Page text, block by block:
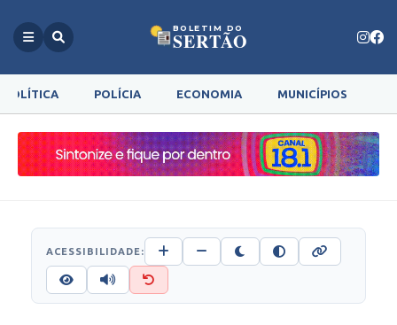
BOLETIM DO
SERTÃO
POLÍTICA POLÍCIA ECONOMIA MUNICÍPIOS
ACESSIBILIDADE: